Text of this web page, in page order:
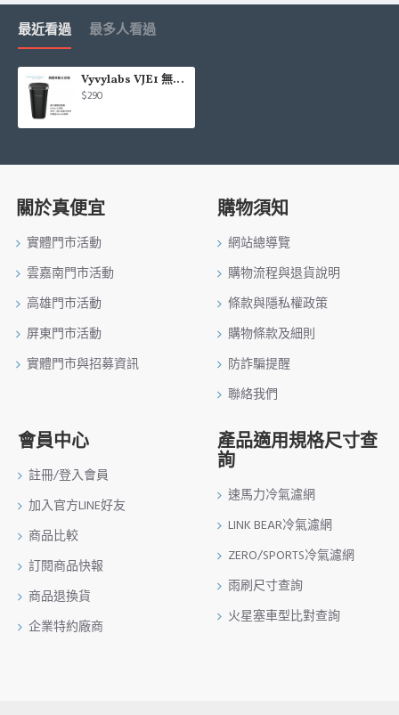
最近看過 最多人看過
Vyvylabs VJE1 無塵車載垃圾桶
$290
關於真便宜
實體門市活動
雲嘉南門市活動
高雄門市活動
屏東門市活動
實體門市與招募資訊
購物須知
網站總導覽
購物流程與退貨說明
條款與隱私權政策
購物條款及細則
防詐騙提醒
聯絡我們
會員中心
註冊/登入會員
加入官方LINE好友
商品比較
訂閱商品快報
商品退換貨
企業特約廠商
產品適用規格尺寸查
詢
速馬力冷氣濾網
LINK BEAR冷氣濾網
ZERO/SPORTS冷氣濾網
雨刷尺寸查詢
火星塞車型比對查詢